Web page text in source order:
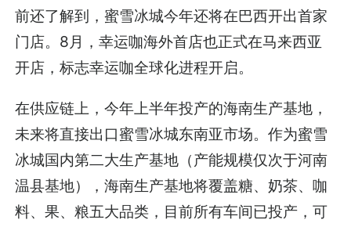
前还了解到，蜜雪冰城今年还将在巴西开出首家
门店。8月，幸运咖海外首店也正式在马来西亚
开店，标志幸运咖全球化进程开启。
在供应链上，今年上半年投产的海南生产基地，
未来将直接出口蜜雪冰城东南亚市场。作为蜜雪
冰城国内第二大生产基地（产能规模仅次于河南
温县基地），海南生产基地将覆盖糖、奶茶、咖
料、果、粮五大品类，目前所有车间已投产，可